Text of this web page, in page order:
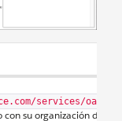
services/
con su organización de